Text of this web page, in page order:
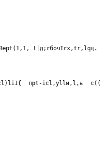
!|д;rбочIrх,tr,lqц.
прt-iсl,уllи,l,ь с((